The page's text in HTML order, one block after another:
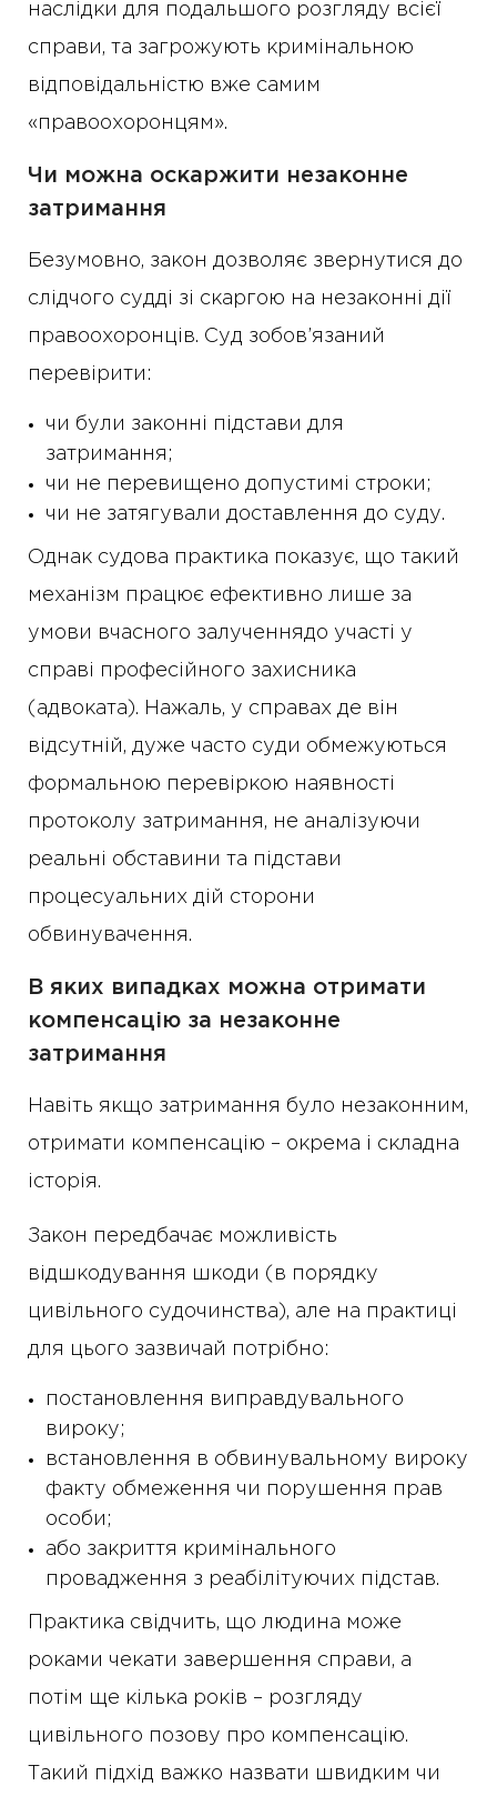
наслідки для подальшого розгляду всієї
справи, та загрожують кримінальною
відповідальністю вже самим
«правоохоронцям».
Чи можна оскаржити незаконне
затримання
Безумовно, закон дозволяє звернутися до
слідчого судді зі скаргою на незаконні дії
правоохоронців. Суд зобов’язаний
перевірити:
чи були законні підстави для
затримання;
чи не перевищено допустимі строки;
чи не затягували доставлення до суду.
Однак судова практика показує, що такий
механізм працює ефективно лише за
умови вчасного залученнядо участі у
справі професійного захисника
(адвоката). Нажаль, у справах де він
відсутній, дуже часто суди обмежуються
формальною перевіркою наявності
протоколу затримання, не аналізуючи
реальні обставини та підстави
процесуальних дій сторони
обвинувачення.
В яких випадках можна отримати
компенсацію за незаконне
затримання
Навіть якщо затримання було незаконним,
отримати компенсацію – окрема і складна
історія.
Закон передбачає можливість
відшкодування шкоди (в порядку
цивільного судочинства), але на практиці
для цього зазвичай потрібно:
постановлення виправдувального
вироку;
встановлення в обвинувальному вироку
факту обмеження чи порушення прав
особи;
або закриття кримінального
провадження з реабілітуючих підстав.
Практика свідчить, що людина може
роками чекати завершення справи, а
потім ще кілька років – розгляду
цивільного позову про компенсацію.
Такий підхід важко назвати швидким чи